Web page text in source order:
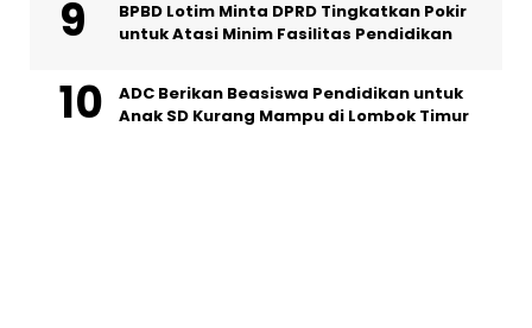
BPBD Lotim Minta DPRD Tingkatkan Pokir
untuk Atasi Minim Fasilitas Pendidikan
ADC Berikan Beasiswa Pendidikan untuk
Anak SD Kurang Mampu di Lombok Timur